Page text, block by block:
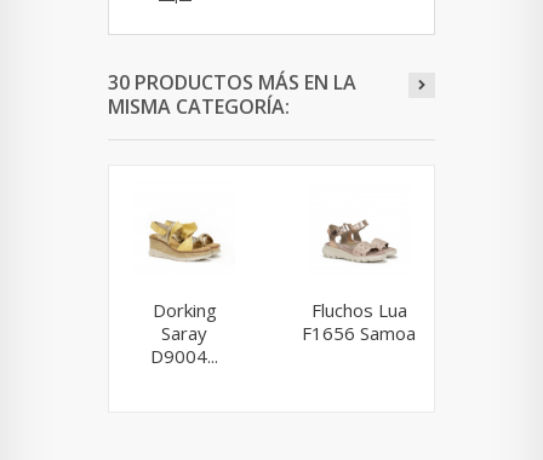
30 PRODUCTOS MÁS EN LA
MISMA CATEGORÍA:
Dorking
Saray
D9004...
Fluchos Lua
F1656 Samoa